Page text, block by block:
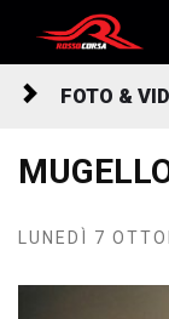
Salta al contenuto
FOTO &
LUNEDÌ 7